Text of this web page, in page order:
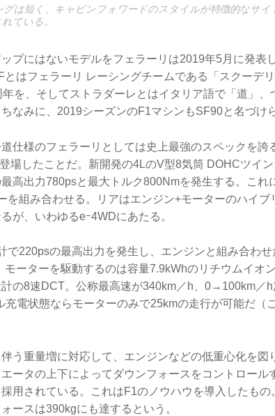
グは短く、キャビンフォワードのスタイルが特徴的なサ
ている。
プにはないモデルをフェラーリは2019年5月に発表
とはフェラーリ レーシングチームである「スクーデ
を、そしてストラダーレとはイタリア語で「道」、
なみに、2019シーズンのF1マシンもSF90と名づけ
仕様のフェラーリとしては史上最強のスペックを誇
場したことだ。新開発の4LのV型8気筒 DOHCツイ
高出力780psと最大トルク800Nmを発生する。これ
を組み合わせる。リアはエンジン+モーターのハイブ
が、いわゆるeｰ4WDにあたる。
で220psの最高出力を発生し、エンジンと組み合わ
モーターを駆動するのは容量7.9kWhのリチウムイオ
計の8速DCT。公称最高速が340km／h、0→100km／
充電状態ならモーターのみで25kmの走行が可能だ（
う重量増に対応して、エンジンなどの低重心化を図
ータの上下によってダウンフォースをコントロール
用されている。これはF1のノウハウを導入したも
ースは390kgにも達するという。